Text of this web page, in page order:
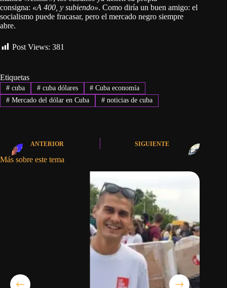
consigna: «A 400, y subiendo». Como diría un buen amigo: el
socialismo puede fracasar, pero el mercado negro siempre
abre.
Post Views: 381
Etiquetas
#cuba #cuba dólares # Cuba economía
#Mercado del dólar en Cuba #noticias de cuba
ANTERIOR SIGUIENTE
Más sobre este tema